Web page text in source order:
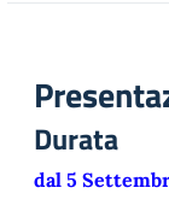
Durata
dal 5